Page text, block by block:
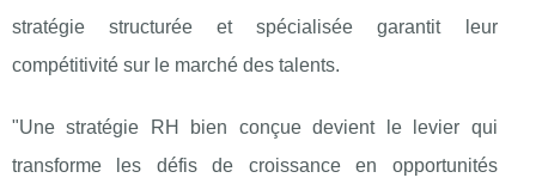
stratégie structurée et spécialisée garantit leur
compétitivité sur le marché des talents.
"Une stratégie RH bien conçue devient le levier qui
transforme les défis de croissance en opportunités